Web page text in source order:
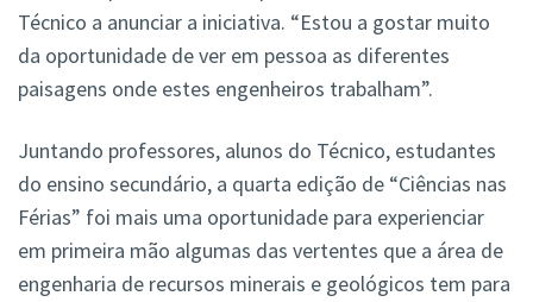
Técnico a anunciar a iniciativa. “Estou a gostar muito
da oportunidade de ver em pessoa as diferentes
paisagens onde estes engenheiros trabalham”.
Juntando professores, alunos do Técnico, estudantes
do ensino secundário, a quarta edição de “Ciências nas
Férias” foi mais uma oportunidade para experienciar
em primeira mão algumas das vertentes que a área de
engenharia de recursos minerais e geológicos tem para